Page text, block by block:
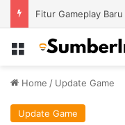
Menu
Home / Update Game
Update Game